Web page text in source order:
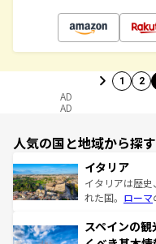
1 2
AD
AD
人気の国と地域から探す
イタリア
イタリアは歴
れた国。 ローマ
ろん、トスカ
景など、自然景
スペインの